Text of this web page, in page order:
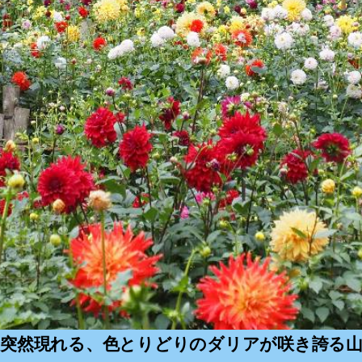
然現れる、色とりどりのダリアが咲き誇る